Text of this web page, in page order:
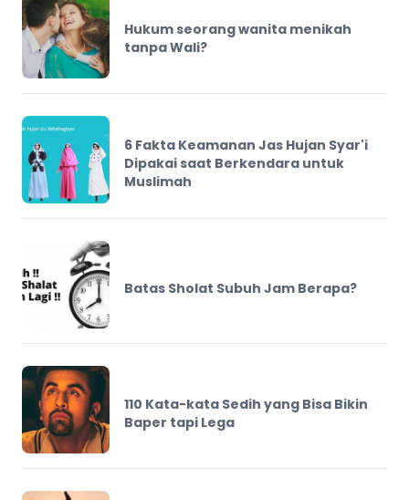
Hukum seorang wanita menikah
tanpa Wali?
6 Fakta Keamanan Jas Hujan Syar'i
Dipakai saat Berkendara untuk
Muslimah
Batas Sholat Subuh Jam Berapa?
110 Kata-kata Sedih yang Bisa Bikin
Baper tapi Lega